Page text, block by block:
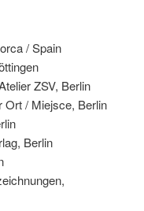
/ Spain
ZSV, Berlin
Ort / Miejsce, Berlin
Berlin